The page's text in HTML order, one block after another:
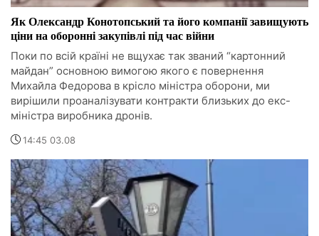
Як Олександр Конотопський та його компанії завищують
ціни на оборонні закупівлі під час війни
Поки по всій країні не вщухає так званий “картонний
майдан” основною вимогою якого є повернення
Михайла Федорова в крісло міністра оборони, ми
вирішили проаналізувати контракти близьких до екс-
міністра виробника дронів.
14:45 03.08